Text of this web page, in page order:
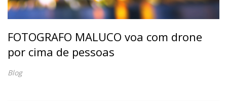
FOTOGRAFO MALUCO voa com drone
por cima de pessoas
Blog